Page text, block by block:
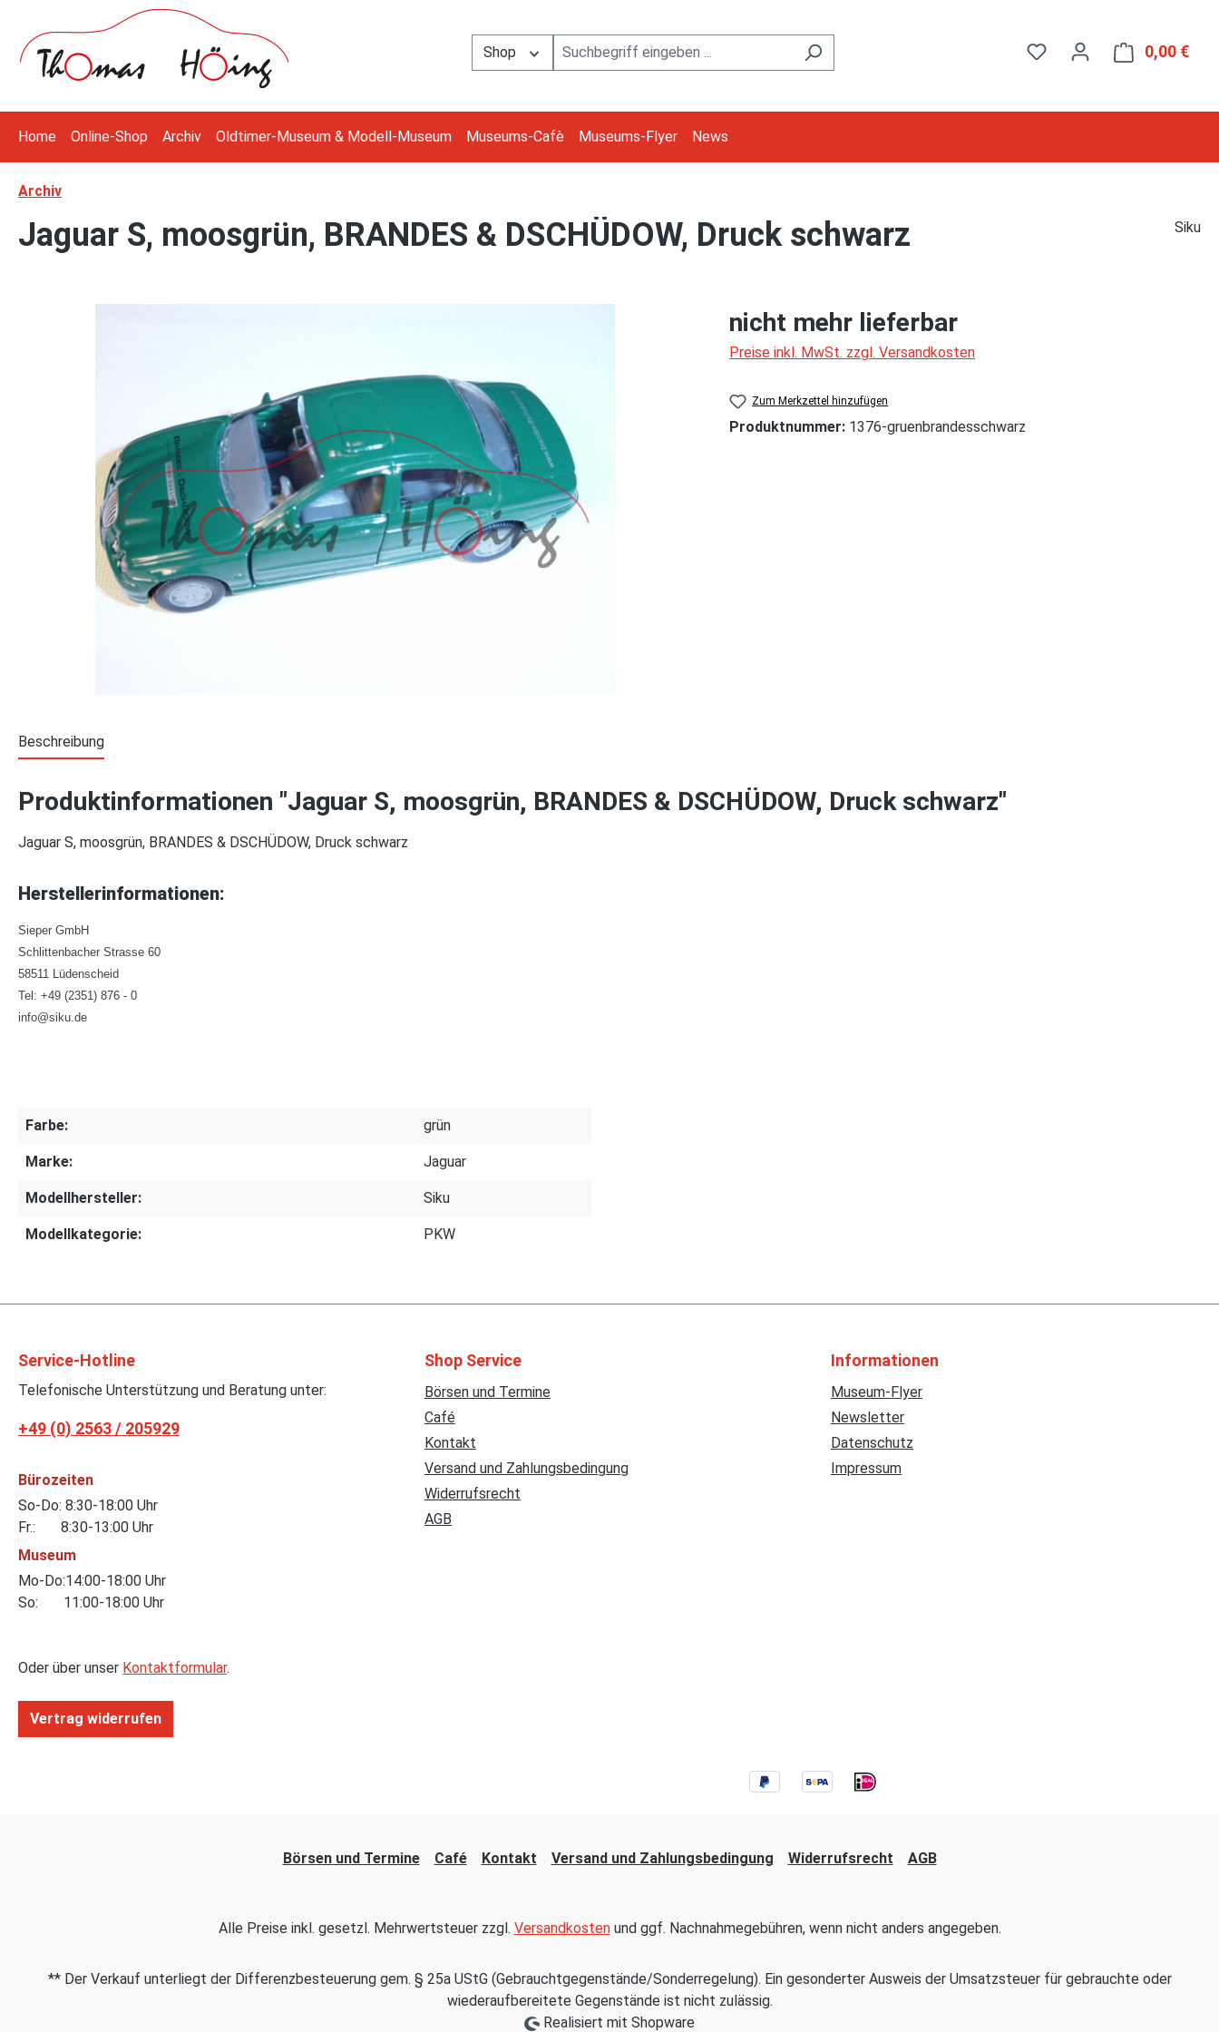
Hauptinhalt springen
Zur Suche springen
Zur Hauptnavigation springen
Shop
0,00 €
Home Online-Shop Archiv Oldtimer-Museum & Modell-Museum Museums-Cafè Museums-Flyer News
Archiv
Jaguar S, moosgrün, BRANDES & DSCHÜDOW, Druck schwarz Siku
nicht mehr lieferbar
Preise inkl. MwSt. zzgl. Versandkosten
Zum Merkzettel hinzufügen
Produktnummer: 1376-gruenbrandesschwarz
Beschreibung
Produktinformationen "Jaguar S, moosgrün, BRANDES & DSCHÜDOW, Druck schwarz"
Jaguar S, moosgrün, BRANDES & DSCHÜDOW, Druck schwarz
Herstellerinformationen:
Sieper GmbH
Schlittenbacher Strasse 60
58511 Lüdenscheid
Tel: +49 (2351) 876 - 0
info@siku.de
Farbe: grün
Marke: Jaguar
Modellhersteller: Siku
Modellkategorie: PKW
Service-Hotline
Telefonische Unterstützung und Beratung unter:
+49 (0) 2563 / 205929
Bürozeiten
So-Do: 8:30-18:00 Uhr
Fr.: 8:30-13:00 Uhr
Museum
Mo-Do:14:00-18:00 Uhr
So: 11:00-18:00 Uhr
Oder über unser Kontaktformular.
Vertrag widerrufen
Shop Service
Börsen und Termine
Café
Kontakt
Versand und Zahlungsbedingung
Widerrufsrecht
AGB
Informationen
Museum-Flyer
Newsletter
Datenschutz
Impressum
Börsen und Termine Café Kontakt Versand und Zahlungsbedingung Widerrufsrecht AGB
Alle Preise inkl. gesetzl. Mehrwertsteuer zzgl. Versandkostenund ggf. Nachnahmegebühren, wenn nicht anders angegeben.
** Der Verkauf unterliegt der Differenzbesteuerung gem. § 25a UStG (Gebrauchtgegenstände/Sonderregelung). Ein gesonderter Ausweis der Umsatzsteuer für gebrauchte oder
wiederaufbereitete Gegenstände ist nicht zulässig.
Realisiert mit Shopware